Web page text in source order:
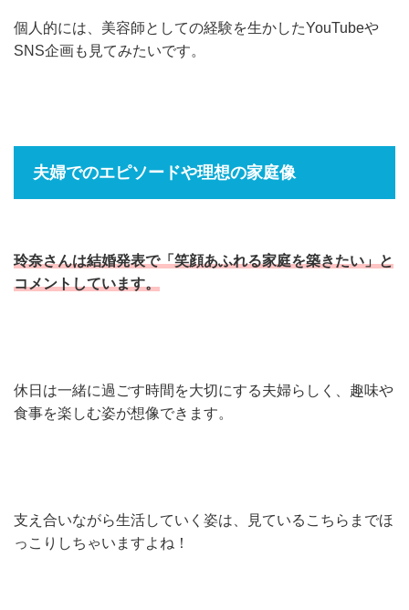
個人的には、美容師としての経験を生かしたYouTubeや
SNS企画も見てみたいです。
夫婦でのエピソードや理想の家庭像
玲奈さんは結婚発表で「笑顔あふれる家庭を築きたい」と
コメントしています。
休日は一緒に過ごす時間を大切にする夫婦らしく、趣味や
食事を楽しむ姿が想像できます。
支え合いながら生活していく姿は、見ているこちらまでほ
っこりしちゃいますよね！